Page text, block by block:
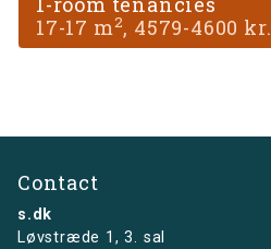
17-17 m2, 4579-4600 kr.
Contact
s.dk
Løvstræde 1,3. sal